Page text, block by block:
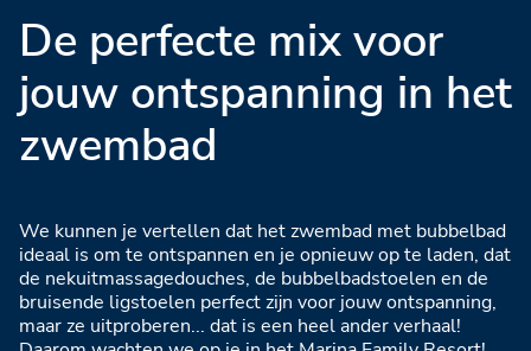
De perfecte mix voor
jouw ontspanning in het
zwembad
We kunnen je vertellen dat het zwembad met bubbelbad
ideaal is om te ontspannen en je opnieuw op te laden, dat
de nekuitmassagedouches, de bubbelbadstoelen en de
bruisende ligstoelen perfect zijn voor jouw ontspanning,
maar ze uitproberen... dat is een heel ander verhaal!